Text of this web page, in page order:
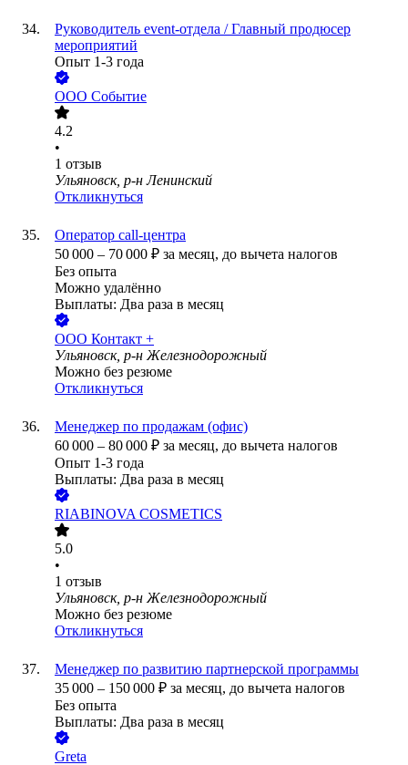
Руководитель event-отдела / Главный продюсер
мероприятий
Опыт 1-3 года
ООО Событие
4.2
•
1 отзыв
Ульяновск, р-н Ленинский
Откликнуться
Оператор call-центра
50 000 – 70 000 ₽ за месяц, до вычета налогов
Без опыта
Можно удалённо
Выплаты: Два раза в месяц
ООО Контакт +
Ульяновск, р-н Железнодорожный
Можно без резюме
Откликнуться
Менеджер по продажам (офис)
60 000 – 80 000 ₽ за месяц, до вычета налогов
Опыт 1-3 года
Выплаты: Два раза в месяц
RIABINOVA COSMETICS
5.0
•
1 отзыв
Ульяновск, р-н Железнодорожный
Можно без резюме
Откликнуться
Менеджер по развитию партнерской программы
35 000 – 150 000 ₽ за месяц, до вычета налогов
Без опыта
Выплаты: Два раза в месяц
Greta